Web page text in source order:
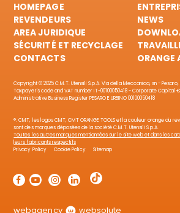
HOMEPAGE
REVENDEURS
NEWS
AREA JURIDIQUE
SÉCURITÉ ET RECYCLAGE
CONTACTS
ORANGE
Copyright © 2025 C.M.T. Utensili S.p.A. Via della Meccanica, sn - Pesaro,
Taxpayer's code and VAT number IT-00100050418 - Corporate Capital €
Administrative Business Register PESARO E URBINO 00100050418
®: CMT, les logos CMT, CMT ORANGE TOOLS et la couleur orange du
sont des marques déposées de la société C.M.T. Utensili S.p.A.
Toutes les autres marques mentionnées sur le site web et dans les
leurs fabricants respectifs
Privacy Policy
Cookie Policy Sitemap
webagency websolute